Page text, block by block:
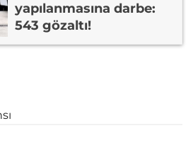
yapılanmasına darbe:
543 gözaltı!